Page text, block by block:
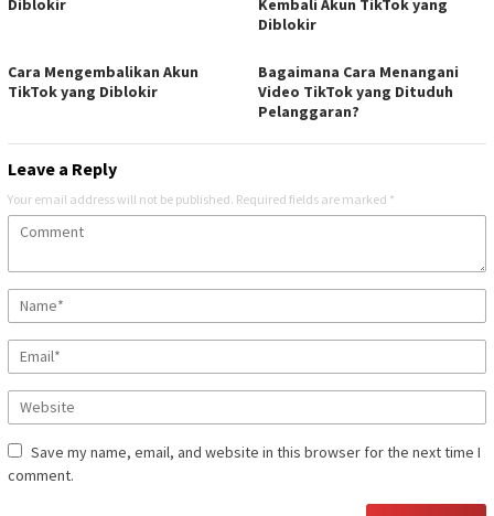
Diblokir
Kembali Akun TikTok yang
Diblokir
Cara Mengembalikan Akun
TikTok yang Diblokir
Bagaimana Cara Menangani
Video TikTok yang Dituduh
Pelanggaran?
Leave a Reply
Your email address will not be published. Required fields are marked *
Save my name, email, and website in this browser for the next time I
comment.